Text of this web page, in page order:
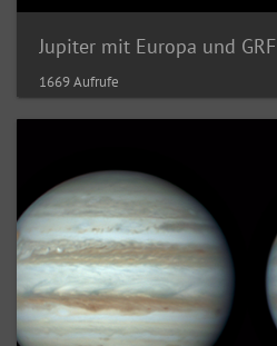
Jupiter mit Europa und GRF
1669 Aufrufe